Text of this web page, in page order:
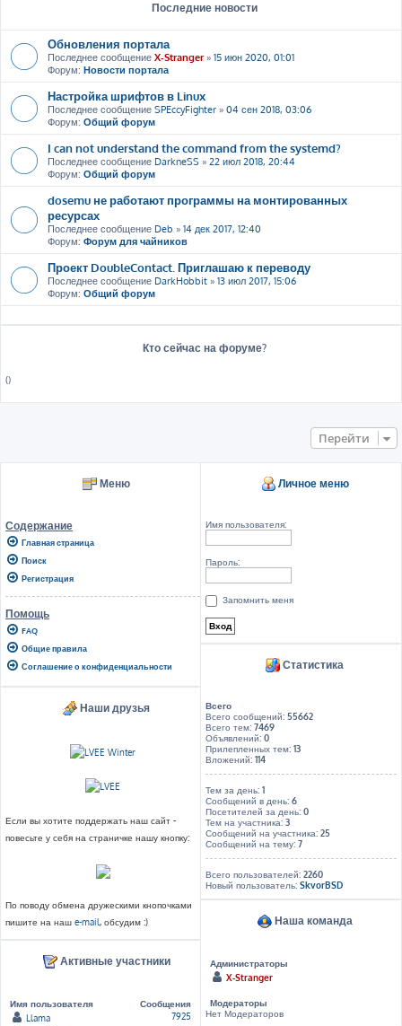
Последние новости
Обновления портала
Последнее сообщение X-Stranger» 15 июн 2020, 01:01
Форум: Новости портала
Настройка шрифтов в Linux
Последнее сообщение SPEccyFighter » 04 сен 2018, 03:06
Форум: Общий форум
I can not understand the command from the systemd?
Последнее сообщение DarkneSS » 22 июл 2018, 20:44
Форум: Общий форум
dosemu не работают программы на монтированных
ресурсах
Последнее сообщение Deb » 14 дек 2017, 12:40
Форум: Форум для чайников
Проект DoubleContact. Приглашаю к переводу
Последнее сообщение DarkHobbit » 13 июл 2017, 15:06
Форум: Общий форум
Кто сейчас на форуме?
()
Перейти
Меню
Содержание
Главная страница
Поиск
Регистрация
Помощь
FAQ
Общие правила
Соглашение о конфиденциальности
Наши друзья
Если вы хотите поддержать наш сайт -
повесьте у себя на страничке нашу кнопку:
По поводу обмена дружескими кнопочками
пишите на наш e-mail, обсудим :)
Активные участники
Имя пользователя
Сообщения
Llama
7925
Личное меню
Имя пользователя:
Пароль:
Запомнить меня
Статистика
Всего
Всего сообщений:55662
Всего тем:7469
Объявлений:0
Прилепленных тем:13
Вложений:114
Тем за день:1
Сообщений в день:6
Посетителей за день:0
Тем на участника:3
Сообщений на участника:25
Сообщений на тему:7
Всего пользователей:2260
Новый пользователь:SkvorBSD
Наша команда
Администраторы
X-Stranger
Модераторы
Нет Модераторов